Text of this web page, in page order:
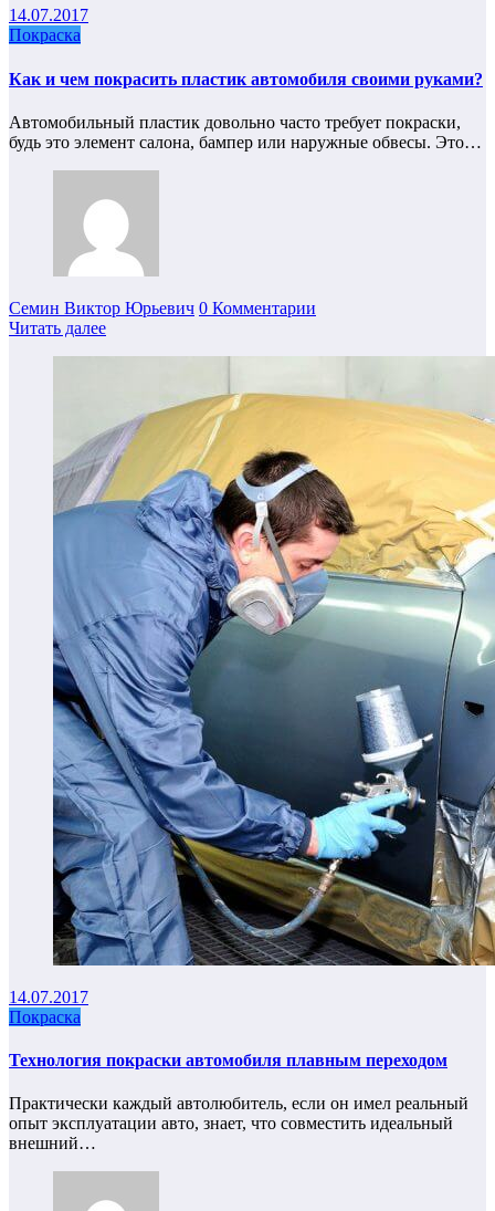
14.07.2017
Покраска
Как и чем покрасить пластик автомобиля своими руками?
Автомобильный пластик довольно часто требует покраски,
будь это элемент салона, бампер или наружные обвесы. Это…
Семин Виктор Юрьевич 0 Комментарии
Читать далее
14.07.2017
Покраска
Технология покраски автомобиля плавным переходом
Практически каждый автолюбитель, если он имел реальный
опыт эксплуатации авто, знает, что совместить идеальный
внешний…